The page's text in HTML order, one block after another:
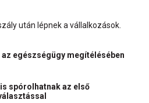
után lépnek a vállalkozások.
egészségügy megítélésében
spórolhatnak az első